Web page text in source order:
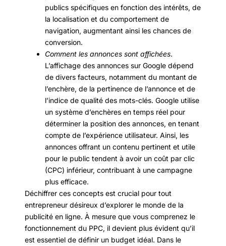
publics spécifiques en fonction des intérêts, de
la localisation et du comportement de
navigation, augmentant ainsi les chances de
conversion.
Comment les annonces sont affichées.
L’affichage des annonces sur Google dépend
de divers facteurs, notamment du montant de
l’enchère, de la pertinence de l’annonce et de
l’indice de qualité des mots-clés. Google utilise
un système d’enchères en temps réel pour
déterminer la position des annonces, en tenant
compte de l’expérience utilisateur. Ainsi, les
annonces offrant un contenu pertinent et utile
pour le public tendent à avoir un coût par clic
(CPC) inférieur, contribuant à une campagne
plus efficace.
Déchiffrer ces concepts est crucial pour tout
entrepreneur désireux d’explorer le monde de la
publicité en ligne. À mesure que vous comprenez le
fonctionnement du PPC, il devient plus évident qu’il
est essentiel de définir un budget idéal. Dans le